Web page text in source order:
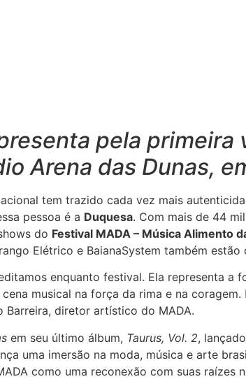
pela
Arena das Dunas,
tem trazido cada vez mais
pessoa é a Duquesa. Com mais de 44
do Festival MADA – Música Alimento
Elétrico e BaianaSystem também
enquanto festival. Ela representa a
musical na força da rima e na
Barreira, diretor artístico do MADA.
em seu último álbum, Taurus, Vol. 2,
uma imersão na moda, música e arte
como uma reconexão com suas